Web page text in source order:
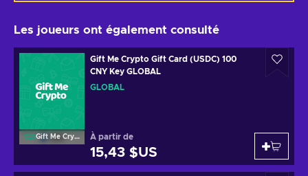
Les joueurs ont également consulté
Gift Me Crypto
Gift Me Crypto Gift Card (USDC) 100
CNY Key GLOBAL
GLOBAL
À partir de
15,43 $US